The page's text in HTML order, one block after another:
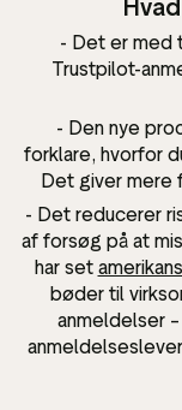
- Det er med
Trustpilot-
- Den nye
forklare, hvorfor
Det giver mere
- Det reducerer
af forsøg på at
har set
bøder til
anmeldelser